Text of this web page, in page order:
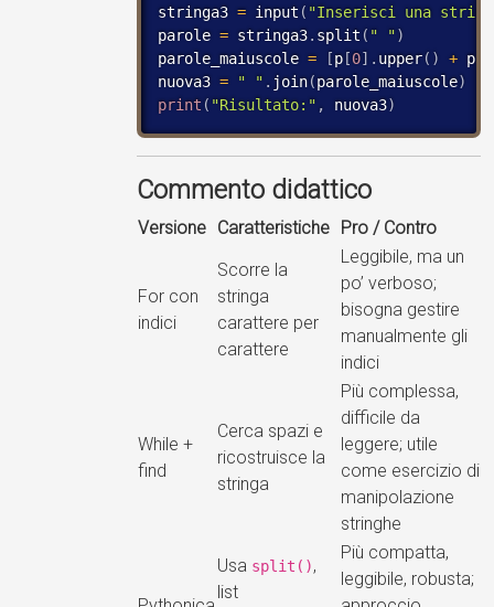
stringa3 = input ( "Inserisci una
parole = stringa3. split ( " ")
parole_maiuscole = [p[0] . upper( ) + p[
nuova3 = " " . join(parole_maiuscole)
print ( "Risultato:" , nuova3)
Commento didattico
Versione Caratteristiche Pro / Contro
For con
indici
Scorre la
stringa
carattere per
carattere
Leggibile, ma un
po’ verboso;
bisogna gestire
manualmente gli
indici
While +
find
Cerca spazi e
ricostruisce la
stringa
Più complessa,
difficile da
leggere; utile
come esercizio di
manipolazione
stringhe
Usa split(),
list
Più compatta,
leggibile, robusta;